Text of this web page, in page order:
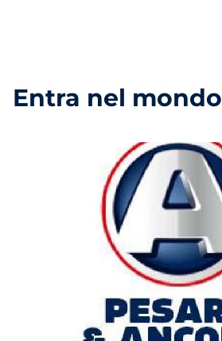
Entra nel mondo